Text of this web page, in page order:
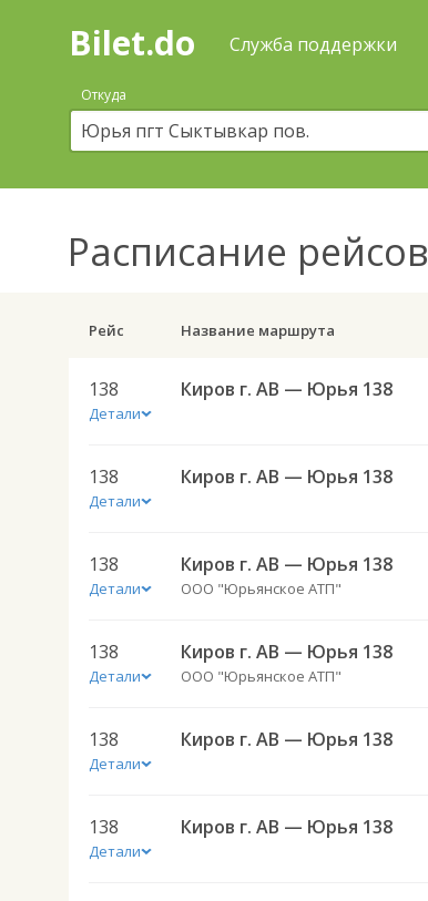
Поиск
покупка
билетов
автобус
онлайн
Bilet.do Служба поддержки
Откуда
Расписание рейсов
Рейс Название маршрута
138
Детали
Киров г. АВ — Юрья 138
138
Детали
Киров г. АВ — Юрья 138
138
Детали
Киров г. АВ — Юрья 138
ООО "Юрьянское АТП"
138
Детали
Киров г. АВ — Юрья 138
ООО "Юрьянское АТП"
138
Детали
Киров г. АВ — Юрья 138
138
Детали
Киров г. АВ — Юрья 138